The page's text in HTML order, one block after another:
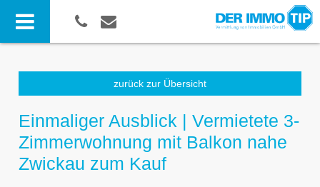
zurück zur Übersicht
Einmaliger Ausblick | Vermietete 3-
Zimmerwohnung mit Balkon nahe
Zwickau zum Kauf